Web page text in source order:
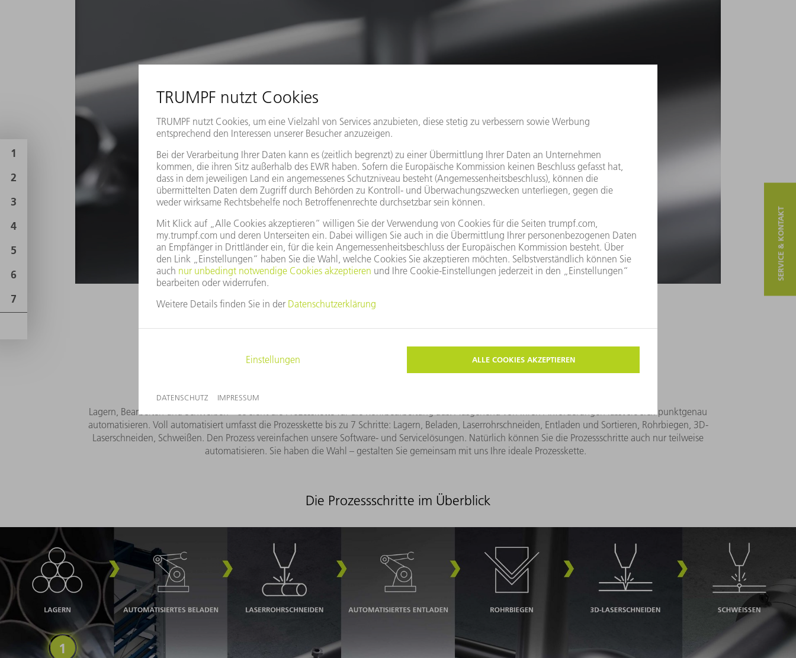
Wie sieht Ihre ideale Prozesskette für die Rohrbearbeitung aus?
Lagern, Bearbeiten und Schweißen – so sieht die Prozesskette für die Rohrbearbeitung aus. Ausgehend von Ihren Anforderungen lässt sie sich punktgenau
automatisieren. Voll automatisiert umfasst die Prozesskette bis zu 7 Schritte: Lagern, Beladen, Laserrohrschneiden, Entladen und Sortieren, Rohrbiegen, 3D-
Laserschneiden, Schweißen. Den Prozess vereinfachen unsere Software- und Servicelösungen. Natürlich können Sie die Prozessschritte auch nur teilweise
automatisieren. Sie haben die Wahl – gestalten Sie gemeinsam mit uns Ihre ideale Prozesskette.
Die Prozessschritte im Überblick
Lagern
SERVICE & KONTAKT